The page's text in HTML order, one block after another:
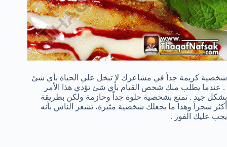
شخصية كريمة جداً في مشاعرك لا تبخل علي الحياة بأي شئ
. عندما يطلب منك شخص القيام بأي شئ تؤدي هذا الأمر
بشكل جيد . تمتع بشخصية حلوة جداً وحازمة ولكن بطريقة
أكثر سحراً وهذا ما يجعلك شخصية مثيرة، تشعر الناس بأنه
يجب عليك الفوز .